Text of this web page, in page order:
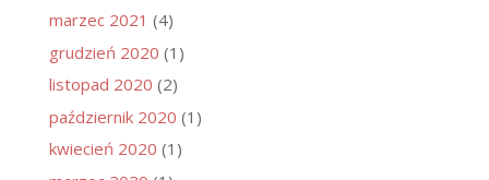
marzec 2021 (4)
grudzień 2020 (1)
listopad 2020 (2)
październik 2020 (1)
kwiecień 2020 (1)